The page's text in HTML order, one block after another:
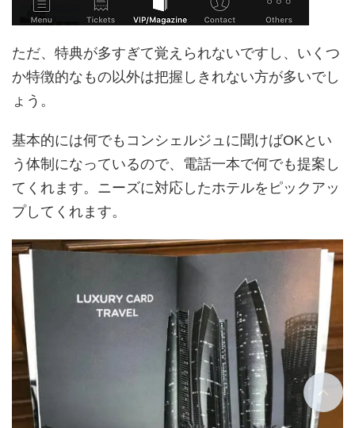
ただ、特典が多すぎて覚えられないですし、いくつ
か特徴的なもの以外は把握しきれない方が多いでし
ょう。
基本的には何でもコンシェルジュに聞けばOKとい
う体制になっているので、電話一本で何でも提案し
てくれます。ニーズに対応したホテルをピックアッ
プしてくれます。